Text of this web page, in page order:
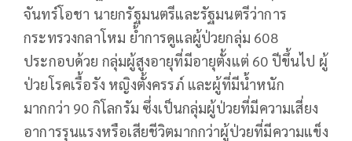
จันทร์โอชา นายกรัฐมนตรีและรัฐมนตรีว่าการ
กระทรวงกลาโหม ย้ำการดูแลผู้ป่วยกลุ่ม 608
ประกอบด้วย กลุ่มผู้สูงอายุที่มีอายุตั้งแต่ 60 ปีขึ้นไป ผู้
ป่วยโรคเรื้อรัง หญิงตั้งครรภ์ และผู้ที่มีน้ำหนัก
มากกว่า 90 กิโลกรัม ซึ่งเป็นกลุ่มผู้ป่วยที่มีความเสี่ยง
อาการรุนแรงหรือเสียชีวิตมากกว่าผู้ป่วยที่มีความแข็ง